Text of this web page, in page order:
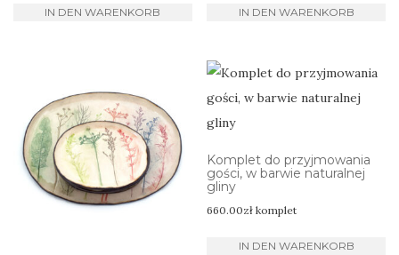
IN DEN WARENKORB IN DEN WARENKORB
Komplet do przyjmowania
gości, w barwie naturalnej
gliny
660.00zł komplet
IN DEN WARENKORB